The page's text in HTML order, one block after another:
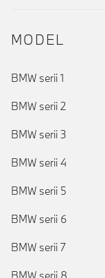
MODEL
BMW serii 1
BMW serii 2
BMW serii 3
BMW serii 4
BMW serii 5
BMW serii 6
BMW serii 7
BMW serii 8